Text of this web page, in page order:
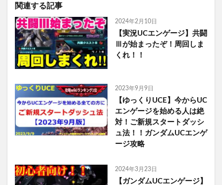
関連する記事
2024年2月10日
【実況UCエンゲージ】共闘
Ⅲが始まったぞ！周回しま
くれ！！
2023年9月9日
【ゆっくりUCE】今からUC
エンゲージを始める人は絶
対！ご新規スタートダッシ
ュ法！！ガンダムUCエンゲ
ージ攻略
2024年3月23日
【ガンダムUCエンゲージ】